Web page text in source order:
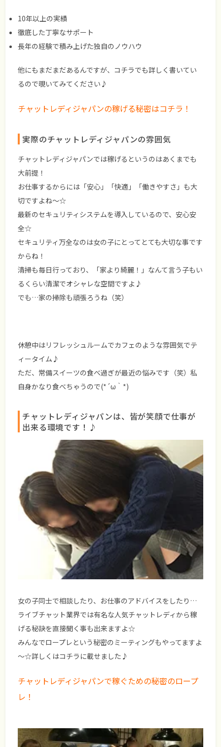
10年以上の実績
徹底した丁寧なサポート
長年の経験で積み上げた独自のノウハウ
他にもまだまだあるんですが、コチラでも詳しく書いてい
るので覗いてみてください♪
チャットレディジャパンの稼げる秘密はコチラ！
実際のチャットレディジャパンの雰囲気
チャットレディジャパンでは稼げるというのはあくまでも
大前提！
お仕事するからには「安心」「快適」「働きやすさ」も大
切ですよね～☆
最新のセキュリティシステムを導入しているので、安心安
全☆
セキュリティ万全なのは女の子にとってとても大切な事です
からね！
清掃も毎日行っており、「家より綺麗！」なんて言う子もい
るくらい清潔でオシャレな空間ですよ♪
でも…家の掃除も頑張ろうね（笑）
休憩中はリフレッシュルームでカフェのような雰囲気でテ
ィータイム♪
ただ、常備スイーツの食べ過ぎが最近の悩みです（笑）私
自身かなり食べちゃうので(*´ω｀*)
チャットレディジャパンは、皆が笑顔で仕事が
出来る環境です！♪
女の子同士で相談したり、お仕事のアドバイスをしたり…
ライブチャット業界では有名な人気チャットレディから稼
げる秘訣を直接聞く事も出来ますよ☆
みんなでロープレという秘密のミーティングもやってますよ
～☆詳しくはコチラに載せました♪
チャットレディジャパンで稼ぐための秘密のロープ
レ！